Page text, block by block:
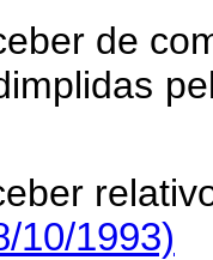
de
10/1993)